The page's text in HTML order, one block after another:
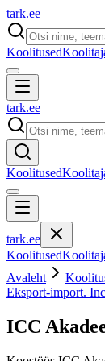
tark.ee
Koolitused
tark.ee
Koolitused
tark.ee
Koolitused
Avaleht
Eksport-import.
ICC